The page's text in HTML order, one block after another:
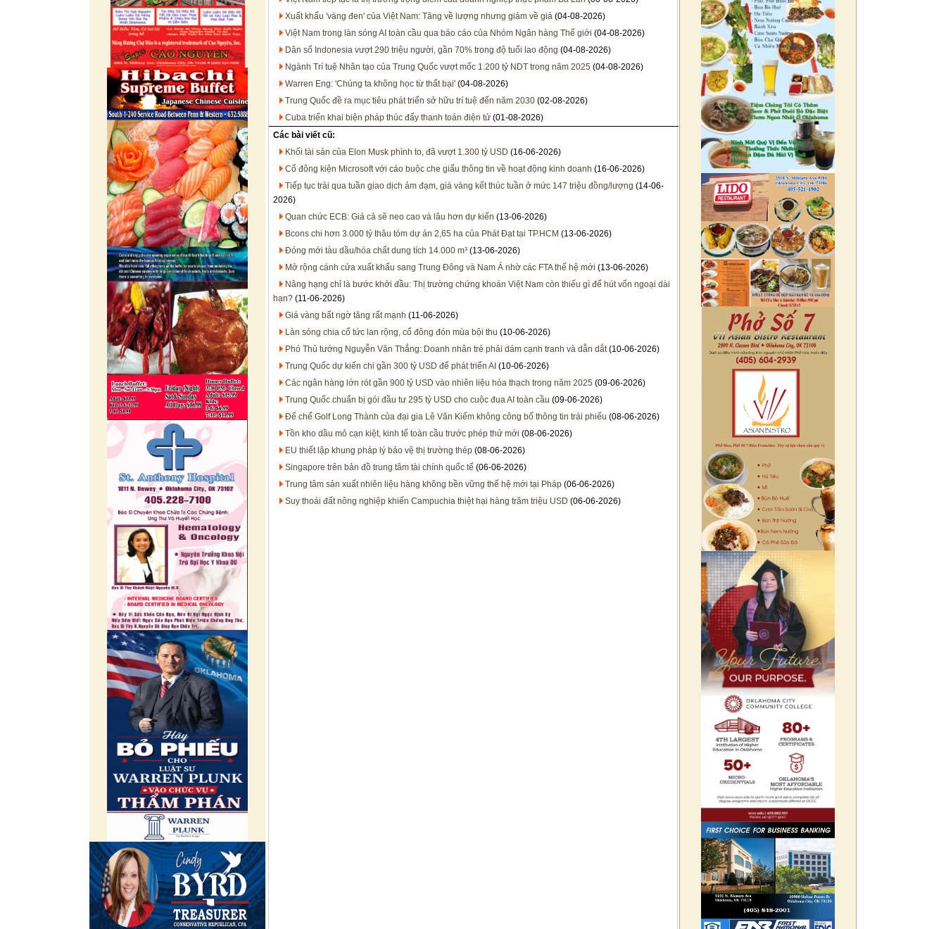
Xuất khẩu 'vàng đen' của Việt Nam: Tăng về lượng nhưng giảm về giá (04-08-2026)
Việt Nam trong làn sóng AI toàn cầu qua báo cáo của Nhóm Ngân hàng Thế giới (04-08-2026)
Dân số Indonesia vượt 290 triệu người, gần 70% trong độ tuổi lao động (04-08-2026)
Ngành Trí tuệ Nhân tạo của Trung Quốc vượt mốc 1.200 tỷ NDT trong năm 2025 (04-08-2026)
Warren Eng: 'Chúng ta không học từ thất bại' (04-08-2026)
Trung Quốc đề ra mục tiêu phát triển sở hữu trí tuệ đến năm 2030 (02-08-2026)
Cuba triển khai biện pháp thúc đẩy thanh toán điện tử (01-08-2026)
Các bài viết cũ:
Khối tài sản của Elon Musk phình to, đã vượt 1.300 tỷ USD (16-06-2026)
Cổ đông kiện Microsoft với cáo buộc che giấu thông tin về hoạt động kinh doanh (16-06-2026)
Tiếp tục trải qua tuần giao dịch ảm đạm, giá vàng kết thúc tuần ở mức 147 triệu đồng/lượng (14-06-
2026)
Quan chức ECB: Giá cả sẽ neo cao và lâu hơn dự kiến (13-06-2026)
Bcons chi hơn 3.000 tỷ thâu tóm dự án 2,65 ha của Phát Đạt tại TP.HCM (13-06-2026)
Đóng mới tàu dầu/hóa chất dung tích 14.000 m³ (13-06-2026)
Mở rộng cánh cửa xuất khẩu sang Trung Đông và Nam Á nhờ các FTA thế hệ mới (13-06-2026)
Nâng hạng chỉ là bước khởi đầu: Thị trường chứng khoán Việt Nam còn thiếu gì để hút vốn ngoại dài
hạn? (11-06-2026)
Giá vàng bất ngờ tăng rất mạnh (11-06-2026)
Làn sóng chia cổ tức lan rộng, cổ đông đón mùa bội thu (10-06-2026)
Phó Thủ tướng Nguyễn Văn Thắng: Doanh nhân trẻ phải dám cạnh tranh và dẫn dắt(10-06-2026)
Trung Quốc dự kiến chi gần 300 tỷ USD để phát triển AI (10-06-2026)
Các ngân hàng lớn rót gần 900 tỷ USD vào nhiên liệu hóa thạch trong năm 2025 (09-06-2026)
Trung Quốc chuẩn bị gói đầu tư 295 tỷ USD cho cuộc đua AI toàn cầu (09-06-2026)
Đế chế Golf Long Thành của đại gia Lê Văn Kiểm không công bố thông tin trái phiếu (08-06-2026)
Tồn kho dầu mỏ cạn kiệt, kinh tế toàn cầu trước phép thử mới (08-06-2026)
EU thiết lập khung pháp lý bảo vệ thị trường thép (08-06-2026)
Singapore trên bản đồ trung tâm tài chính quốc tế (06-06-2026)
Trung tâm sản xuất nhiên liệu hàng không bền vững thế hệ mới tại Pháp (06-06-2026)
Suy thoái đất nông nghiệp khiến Campuchia thiệt hại hàng trăm triệu USD (06-06-2026)